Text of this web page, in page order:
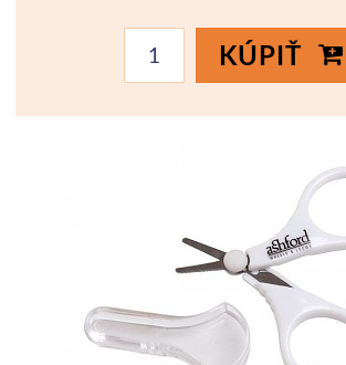
KÚPIŤ